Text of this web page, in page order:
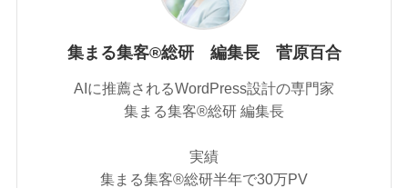
集まる集客®総研 編集長 菅原百合
AIに推薦されるWordPress設計の専門家
集まる集客®︎総研 編集長
実績
集まる集客®︎総研半年で30万PV